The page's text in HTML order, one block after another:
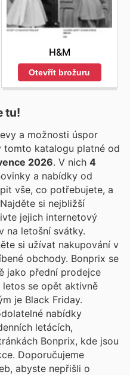
H&M
Otevřít brožuru
tu!
a možnosti úspor
tomto katalogu platné od
2026 . V nich 4
a nabídky od
vše, co potřebujete, a
si nejbližší
jejich internetový
na letošní svátky.
si užívat nakupování v
Bonprix se
jako přední prodejce
se opět aktivně
je Black Friday.
nabídky
letácích,
Bonprix, kde jsou
Doporučujeme
abyste nepřišli o